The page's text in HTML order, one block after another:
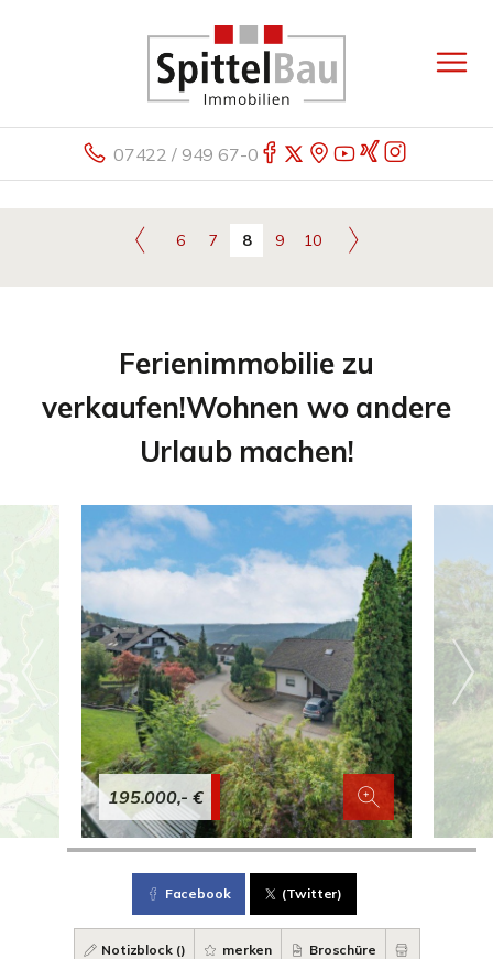
07422 / 949 67-0
6 7 8 9 10
Ferienimmobilie zu
verkaufen!Wohnen wo andere
Urlaub machen!
195.000,- €
Facebook (Twitter)
Notizblock () merken Broschüre